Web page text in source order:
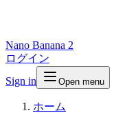
Nano Banana 2
ログイン
Sign in
Open menu
ホーム